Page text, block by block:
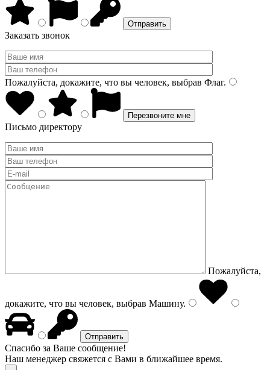
Заказать звонок
Пожалуйста, докажите, что вы человек, выбрав Флаг.
Письмо директору
Пожалуйста,
докажите, что вы человек, выбрав Машину.
Спасибо за Ваше сообщение!
Наш менеджер свяжется с Вами в ближайшее время.